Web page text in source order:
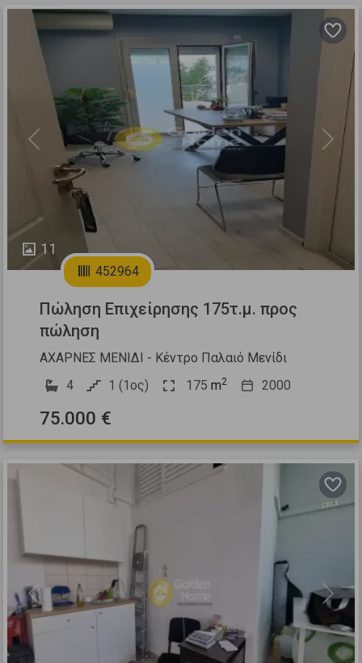
11
Previous Next
452964
Πώληση Επιχείρησης 175τ.μ. προς
πώληση
ΑΧΑΡΝΕΣ ΜΕΝΙΔΙ - Κέντρο Παλαιό Μενίδι
4
1 (1ος) 175 m2 2000
75.000 €
Previous Next